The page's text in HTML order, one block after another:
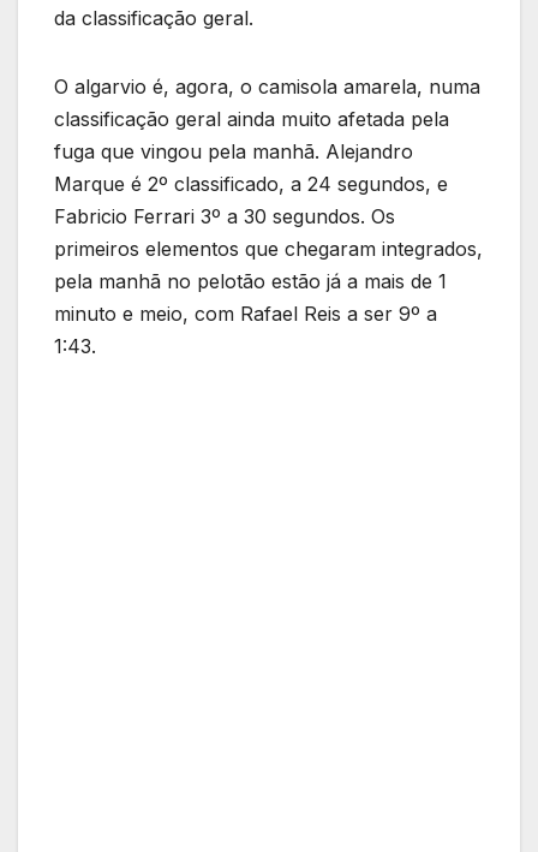
da classificação geral.
O algarvio é, agora, o camisola amarela, numa
classificação geral ainda muito afetada pela
fuga que vingou pela manhã. Alejandro
Marque é 2º classificado, a 24 segundos, e
Fabricio Ferrari 3º a 30 segundos. Os
primeiros elementos que chegaram integrados,
pela manhã no pelotão estão já a mais de 1
minuto e meio, com Rafael Reis a ser 9º a
1:43.